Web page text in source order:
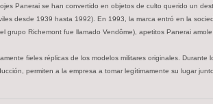
Panerai se han convertido en objetos de culto querido un
desde 1939 hasta 1992). En 1993, la marca entró en la
Richemont fue llamado Vendôme), apetitos Panerai
fieles réplicas de los modelos militares originales.
permiten a la empresa a tomar legítimamente su lugar